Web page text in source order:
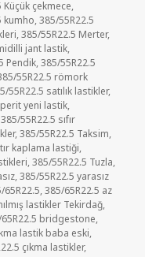
Küçük çekmece,
kumho,385/55R22.5
,385/55R22.5 Merter,
jant lastik,
Pendik,385/55R22.5
55R22.5 römork
55R22.5 satılık lastikler,
yeni lastik,
385/55R22.5 sıfır
,385/55R22.5 Taksim,
kaplama lastiği,
,385/55R22.5 Tuzla,
,385/55R22.5 yarasız
65R22.5,385/65R22.5 az
lastikler Tekirdağ,
bridgestone,
lastik baba eski,
çıkma lastikler,